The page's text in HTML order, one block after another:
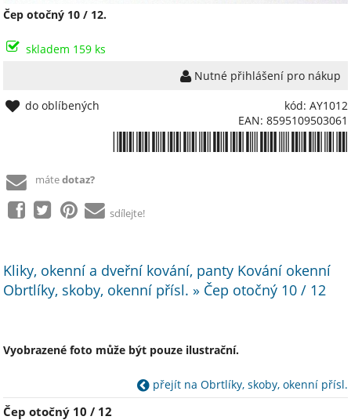
Čep otočný 10 / 12.
skladem 159 ks
Nutné přihlášení pro nákup
kód: AY1012
EAN: 8595109503061
do oblíbených
mátedotaz?
sdílejte!
Kliky, okenní a dveřní kování, panty Kování okenní
Obrtlíky, skoby, okenní přísl. » Čep otočný 10 / 12
Vyobrazené foto může být pouze ilustrační.
přejít na Obrtlíky, skoby, okenní přísl.
Čep otočný 10 / 12